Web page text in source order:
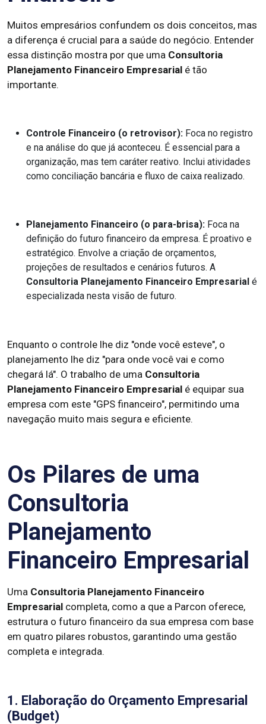
Muitos empresários confundem os dois conceitos, mas
a diferença é crucial para a saúde do negócio. Entender
essa distinção mostra por que uma Consultoria
Planejamento Financeiro Empresarial é tão
importante.
Controle Financeiro (o retrovisor): Foca no registro
e na análise do que já aconteceu. É essencial para a
organização, mas tem caráter reativo. Inclui atividades
como conciliação bancária e fluxo de caixa realizado.
Planejamento Financeiro (o para-brisa): Foca na
definição do futuro financeiro da empresa. É proativo e
estratégico. Envolve a criação de orçamentos,
projeções de resultados e cenários futuros. A
Consultoria Planejamento Financeiro Empresarial é
especializada nesta visão de futuro.
Enquanto o controle lhe diz "onde você esteve", o
planejamento lhe diz "para onde você vai e como
chegará lá". O trabalho de uma Consultoria
Planejamento Financeiro Empresarial é equipar sua
empresa com este "GPS financeiro", permitindo uma
navegação muito mais segura e eficiente.
Os Pilares de uma
Consultoria
Planejamento
Financeiro Empresarial
Uma Consultoria Planejamento Financeiro
Empresarial completa, como a que a Parcon oferece,
estrutura o futuro financeiro da sua empresa com base
em quatro pilares robustos, garantindo uma gestão
completa e integrada.
1. Elaboração do Orçamento Empresarial
(Budget)